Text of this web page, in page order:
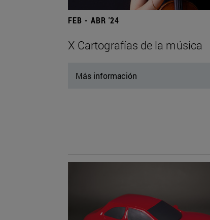
FEB - ABR '24
X Cartografías de la música
Más información